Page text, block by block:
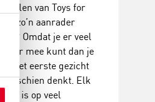
spellen van Toys for
life zo’n aanrader
zijn? Omdat je er veel
meer mee kunt dan je
op het eerste gezicht
misschien denkt. Elk
spel is op veel